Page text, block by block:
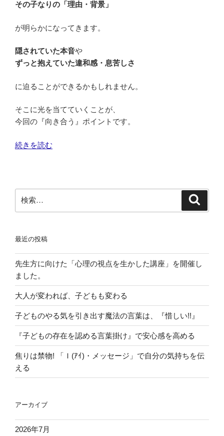
その子なりの「理由・背景」
が明らかになってきます。
隠されていた本音や
ずっと抱えていた違和感・息苦しさ
に迫ることができるかもしれません。
そこに光を当てていくことが、
今回の『向き合う』ポイントです。
“子
と
っ
の
行
動
⇒
そ
う
せ
ざ
る
を
得
な
た
『理
由・
続きを読む
索:
最近の投稿
先生方に向けた「心理の視点を生かした講座」を開催し
ました。
大人が変われば、子どもも変わる
子どものやる気を引き出す魔法の言葉は、『惜しい!!』
『子どもの存在を認める言葉掛け』で安心感を高める
焦りは禁物! 「Ｉ(ｱｲ)・メッセージ」で自分の気持ちを伝
える
アーカイブ
2026年7月